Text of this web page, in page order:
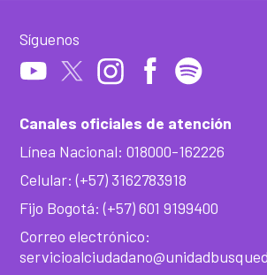
Canales oficiales de atención
Línea Nacional: 018000-162226
Celular: (+57) 3162783918
Fijo Bogotá: (+57) 601 9199400
Correo electrónico:
Síguenos